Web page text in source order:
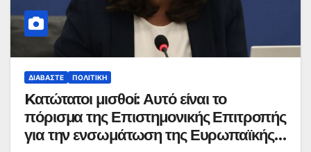
ΔΙΑΒΆΣΤΕ ΠΟΛΙΤΙΚΉ
Kατώτατοι μισθοί: Αυτό είναι το
πόρισμα της Επιστημονικής Επιτροπής
για την ενσωμάτωση της Ευρωπαϊκής